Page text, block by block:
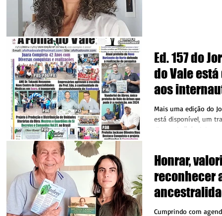
Ed. 157 do
do Vale
aos
Mais uma edição do
está disponível, um
diante do "nível de
Honrar,
reconhecer
Cumprindo com